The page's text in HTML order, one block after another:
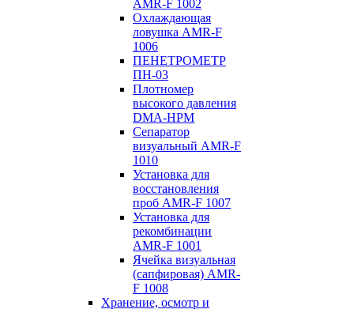
AMR-F 1002
Охлаждающая
ловушка AMR-F
1006
ПЕНЕТРОМЕТР
ПН-03
Плотномер
высокого давления
DMA-HPM
Сепаратор
визуальный AMR-F
1010
Установка для
восстановления
проб AMR-F 1007
Установка для
рекомбинации
AMR-F 1001
Ячейка визуальная
(сапфировая) AMR-
F 1008
Хранение, осмотр и